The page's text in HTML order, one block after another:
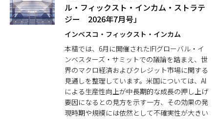
ル・フィックスト・インカム・ストラテ
ジー 2026年7月号」
インベスコ・フィックスト・インカム
本稿では、6月に開催されたIFIグローバル・イ
ンベスターズ・サミットでの議論を踏まえ、世
界のマクロ経済およびクレジット市場に関する
見通しを整理しています。米国については、AI
による生産性向上が中長期的な成長の押し上げ
要因になるとの見方を示す一方、その効果の発
現時期や規模には依然として不確実性が大きい